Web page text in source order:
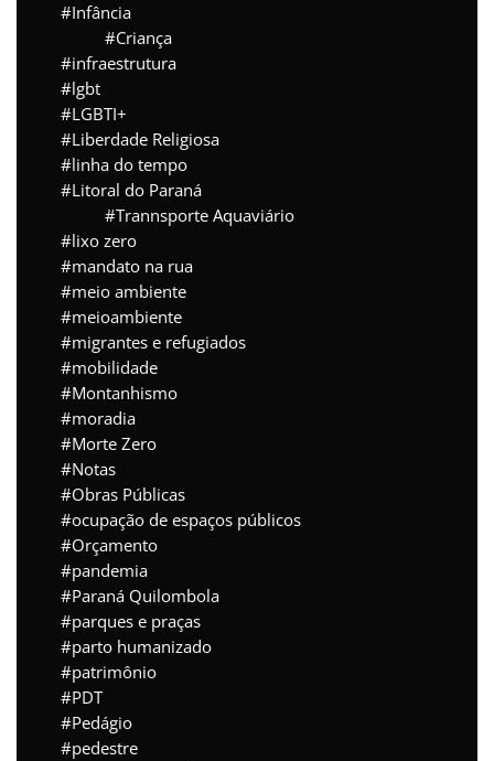
Infância
Criança
infraestrutura
lgbt
LGBTI+
Liberdade Religiosa
linha do tempo
Litoral do Paraná
Trannsporte Aquaviário
lixo zero
mandato na rua
meio ambiente
meioambiente
migrantes e refugiados
mobilidade
Montanhismo
moradia
Morte Zero
Notas
Obras Públicas
ocupação de espaços públicos
Orçamento
pandemia
Paraná Quilombola
parques e praças
parto humanizado
patrimônio
PDT
Pedágio
pedestre